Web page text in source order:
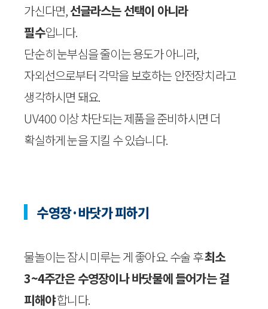
가신다면,선글라스는 선택이 아니라
필수입니다.
단순히 눈부심을 줄이는 용도가 아니라,
자외선으로부터 각막을 보호하는 안전장치라고
생각하시면 돼요.
UV400 이상 차단되는 제품을 준비하시면 더
확실하게 눈을 지킬 수 있습니다.
수영장·바닷가 피하기
물놀이는 잠시 미루는 게 좋아요. 수술 후최소
3~4주간은 수영장이나 바닷물에 들어가는 걸
피해야합니다.